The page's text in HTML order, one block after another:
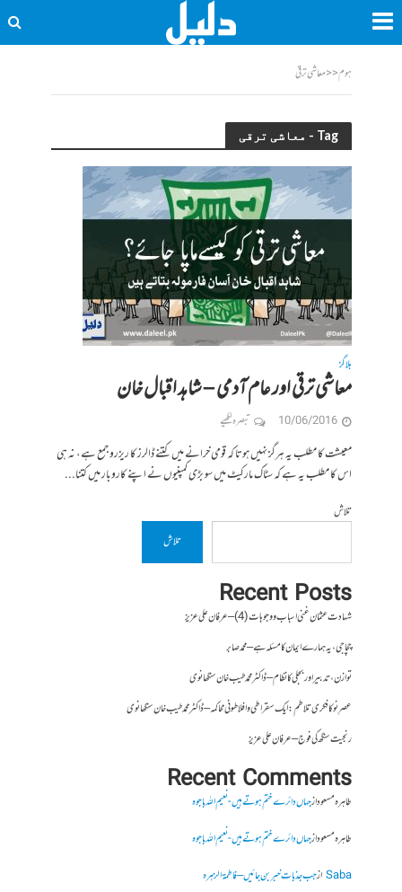
ہوم<<معاشی ترقی
Tag - معاشی ترقی
بلاگز
معاشی ترقی اور عام آدمی – شاہد اقبال خان
10/06/2016 تبصرہ لکھیے
معیشت کا مطلب یہ ہرگز نہیں ہوتا کہ قومی خرانے میں کتنے ڈالرز کا ریزرو جمع ہے، نہ ہی
اس کا مطلب یہ ہے کہ سٹاک مارکیٹ میں سو بڑی کمپنیوں نے اپنے کاروبار میں کتنا...
تلاش
تلاش
Recent Posts
شہادت عثمان غنی اسباب و وجوہات (4) – عرفان علی عزیز
چچا جی، یہ ہمارے ایمان کا مسئلہ ہے – محمد صابر
توازن، تدبیر اور بجلی کا نظام – ڈاکٹر محمد طیب خان سنگھانوی
عصرِ نو کا فکری تلاطم: ایک سقراطی و افلاطونی محاکمہ – ڈاکٹر محمد طیب خان سنگھانوی
رنجیت سنگھ کی فوج – عرفان علی عزیز
Recent Comments
طاہرہ مسعودازجہاں دائرے ختم ہوتے ہیں- نعیم اللہ باجوہ
طاہرہ مسعودازجہاں دائرے ختم ہوتے ہیں- نعیم اللہ باجوہ
Sabaازجب جذبات خبر بن جائیں – فاطمۃالزہرہ